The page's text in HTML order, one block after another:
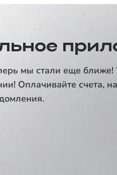
мы стали еще ближе!
Оплачивайте счета,